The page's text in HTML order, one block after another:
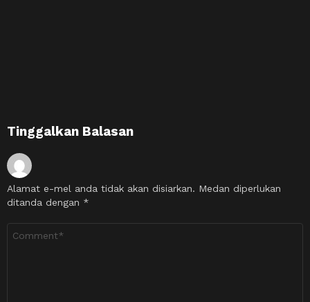
Tinggalkan Balasan
Alamat e-mel anda tidak akan disiarkan. Medan diperlukan
ditanda dengan *